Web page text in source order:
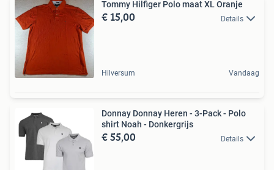
Tommy Hilfiger Polo maat XL Oranje
€ 15,00 Details
Hilversum Vandaag
Donnay Donnay Heren - 3-Pack - Polo
shirt Noah - Donkergrijs
€ 55,00 Details